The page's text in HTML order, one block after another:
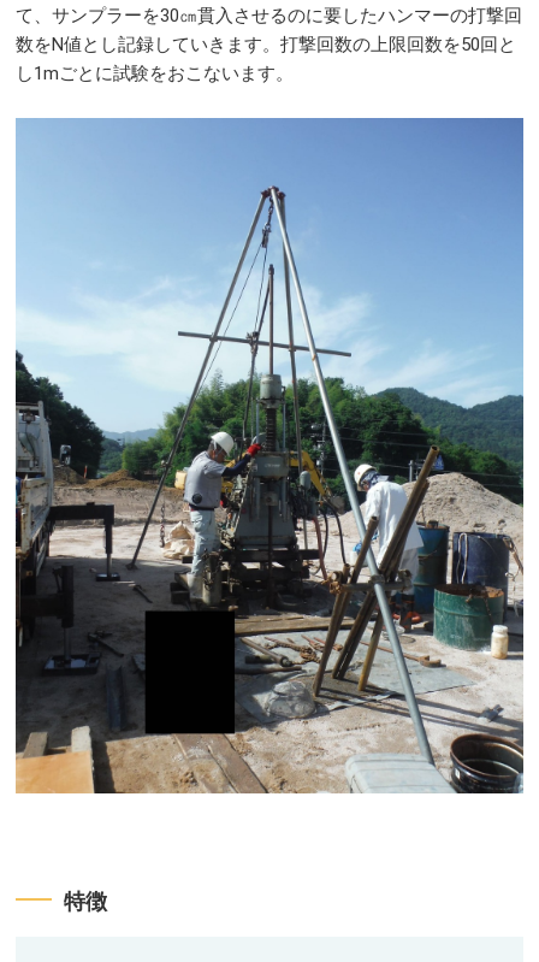
て、サンプラーを30㎝貫入させるのに要したハンマーの打撃回
数をN値とし記録していきます。打撃回数の上限回数を50回と
し1mごとに試験をおこないます。​​
特徴​